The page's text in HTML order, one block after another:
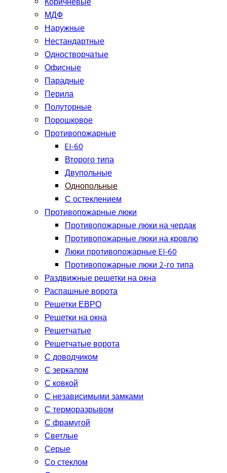
МДФ
Наружные
Нестандартные
Одностворчатые
Офисные
Парадные
Перила
Полуторные
Порошковое
Противопожарные
EI-60
Второго типа
Двупольные
Однопольные
С остеклением
Противопожарные люки
Противопожарные люки на чердак
Противопожарные люки на кровлю
Люки противопожарные EI-60
Противопожарные люки 2-го типа
Раздвижные решетки на окна
Распашные ворота
Решетки ЕВРО
Решетки на окна
Решетчатые
Решетчатые ворота
С доводчиком
С зеркалом
С ковкой
С независимыми замками
С терморазрывом
С фрамугой
Светлые
Серые
Со стеклом